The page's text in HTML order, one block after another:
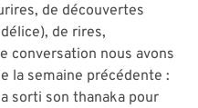
de découvertes
de rires,
conversation nous avons
la semaine précédente :
sorti son thanaka pour